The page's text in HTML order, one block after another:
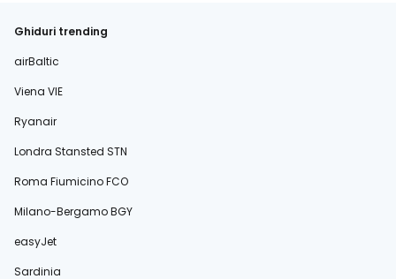
Ghiduri trending
airBaltic
Viena VIE
Ryanair
Londra Stansted STN
Roma Fiumicino FCO
Milano-Bergamo BGY
easyJet
Sardinia